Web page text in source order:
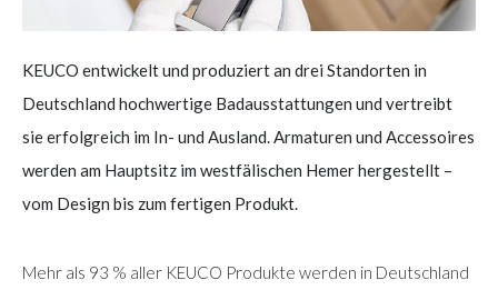
KEUCO entwickelt und produziert an drei Standorten in
Deutschland hochwertige Badausstattungen und vertreibt
sie erfolgreich im In- und Ausland. Armaturen und Accessoires
werden am Hauptsitz im westfälischen Hemer hergestellt –
vom Design bis zum fertigen Produkt.
Mehr als 93 % aller KEUCO Produkte werden in Deutschland